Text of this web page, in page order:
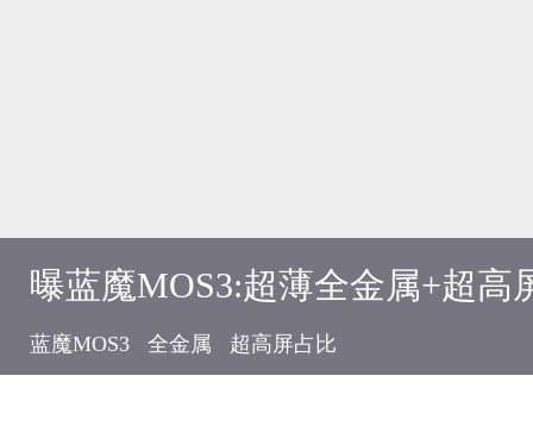
曝蓝魔MOS3:超薄全金属+超高
蓝魔MOS3 全金属 超高屏占比